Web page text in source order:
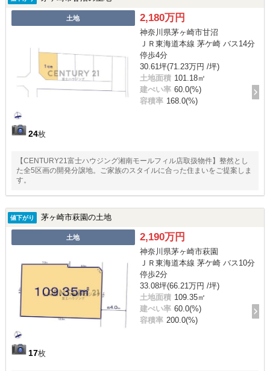
土地
24枚
2,180万円
神奈川県茅ヶ崎市甘沼
ＪＲ東海道本線 茅ケ崎 バス14分
停歩4分
30.61坪(71.23万円 /坪)
土地面積 101.18㎡
建ぺい率 60.0(%)
容積率 168.0(%)
【CENTURY21富士ハウジング湘南モールフィル店取扱物件】整然とし
た全5区画の開発分譲地。ご家族のスタイルに合った住まいをご提案しま
す。
値下がり 茅ヶ崎市萩園の土地
土地
17枚
2,190万円
神奈川県茅ヶ崎市萩園
ＪＲ東海道本線 茅ケ崎 バス10分
停歩2分
33.08坪(66.21万円 /坪)
土地面積 109.35㎡
建ぺい率 60.0(%)
容積率 200.0(%)